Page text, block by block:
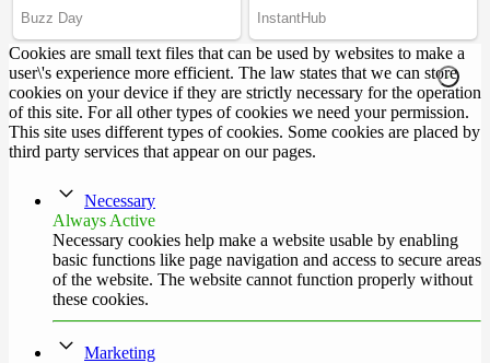
Cookies are small text files that can be used by websites to make a
user\'s experience more efficient. The law states that we can store
cookies on your device if they are strictly necessary for the operation
of this site. For all other types of cookies we need your permission.
This site uses different types of cookies. Some cookies are placed by
third party services that appear on our pages.
Necessary
Always Active
Necessary cookies help make a website usable by enabling
basic functions like page navigation and access to secure areas
of the website. The website cannot function properly without
these cookies.
Marketing